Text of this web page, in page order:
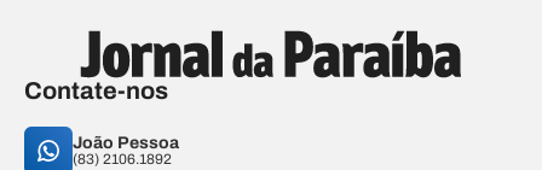
Contate-nos
João Pessoa
(83) 2106.1892